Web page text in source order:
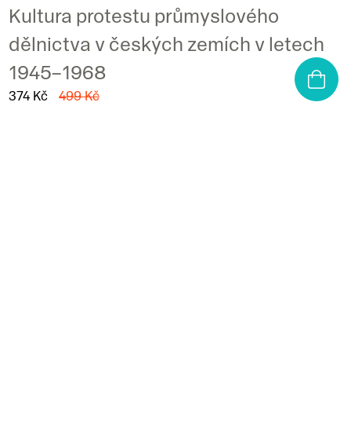
Kultura protestu průmyslového
dělnictva v českých zemích v letech
1945–1968
374 Kč 499 Kč